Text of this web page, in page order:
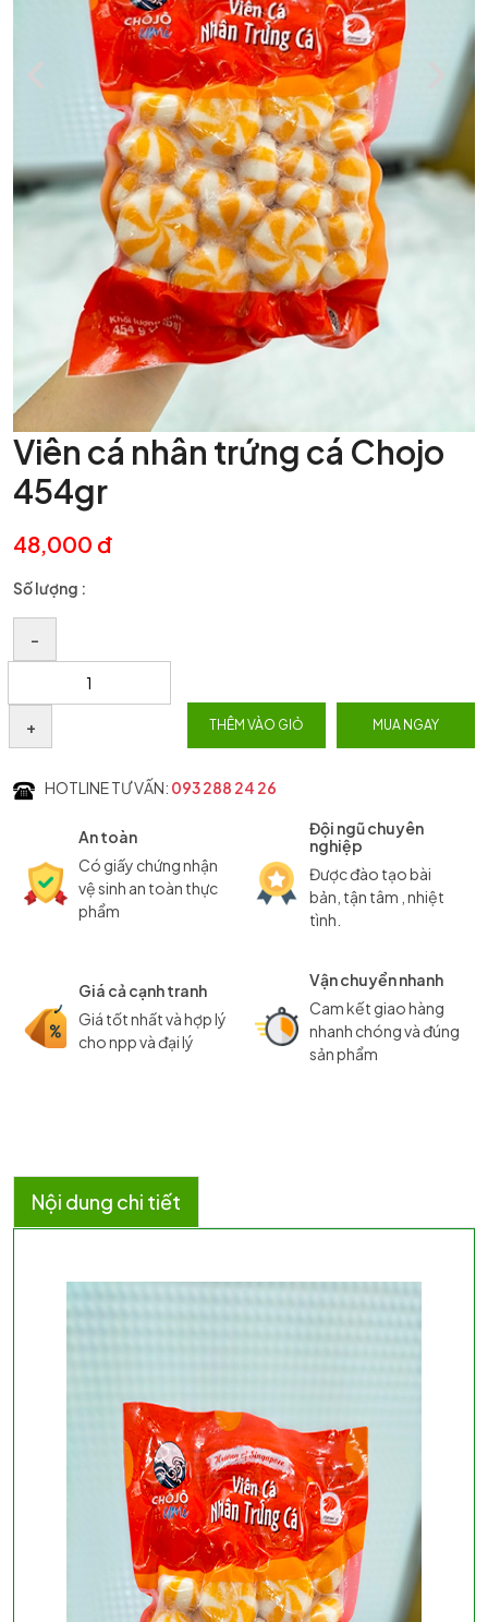
Viên cá nhân trứng cá Chojo
454gr
48,000 đ
Số lượng :
–
+ THÊM VÀO GIỎ MUA NGAY
HOTLINE TƯ VẤN: 093 288 24 26
An toàn
Có giấy chứng nhận
vệ sinh an toàn thực
phẩm
Đội ngũ chuyên
nghiệp
Được đào tạo bài
bản, tận tâm , nhiệt
tình.
Giá cả cạnh tranh
Giá tốt nhất và hợp lý
cho npp và đại lý
Vận chuyển nhanh
Cam kết giao hàng
nhanh chóng và đúng
sản phẩm
Nội dung chi tiết